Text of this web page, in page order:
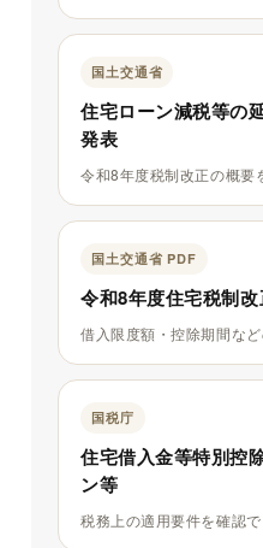
国土交通省
住宅ローン減税等の
発表
令和8年度税制改正の概要
国土交通省 PDF
令和8年度住宅税制
借入限度額・控除期間な
国税庁
住宅借入金等特別控
ン等
税務上の適用要件を確認